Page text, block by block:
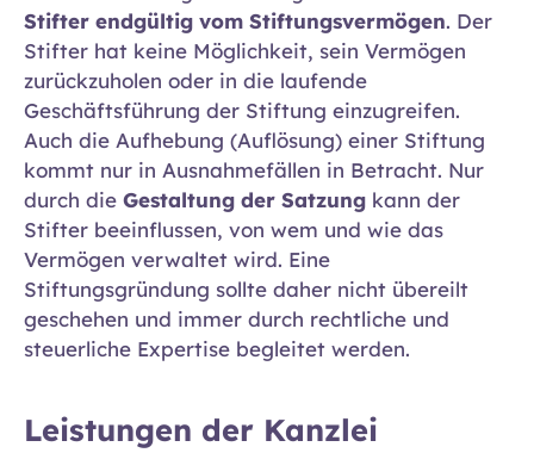
Stifter endgültig vom Stiftungsvermögen. Der
Stifter hat keine Möglichkeit, sein Vermögen
zurückzuholen oder in die laufende
Geschäftsführung der Stiftung einzugreifen.
Auch die Aufhebung (Auflösung) einer Stiftung
kommt nur in Ausnahmefällen in Betracht. Nur
durch die Gestaltung der Satzung kann der
Stifter beeinflussen, von wem und wie das
Vermögen verwaltet wird. Eine
Stiftungsgründung sollte daher nicht übereilt
geschehen und immer durch rechtliche und
steuerliche Expertise begleitet werden.
Leistungen der Kanzlei